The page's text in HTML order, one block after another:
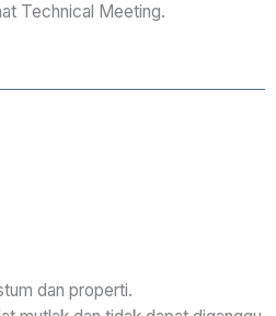
Technical Meeting.
dan properti.